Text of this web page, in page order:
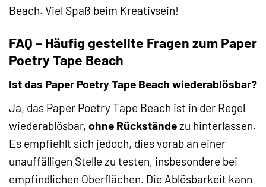
Beach. Viel Spaß beim Kreativsein!
FAQ – Häufig gestellte Fragen zum Paper
Poetry Tape Beach
Ist das Paper Poetry Tape Beach wiederablösbar?
Ja, das Paper Poetry Tape Beach ist in der Regel
wiederablösbar, ohne Rückständezu hinterlassen.
Es empfiehlt sich jedoch, dies vorab an einer
unauffälligen Stelle zu testen, insbesondere bei
empfindlichen Oberflächen. Die Ablösbarkeit kann